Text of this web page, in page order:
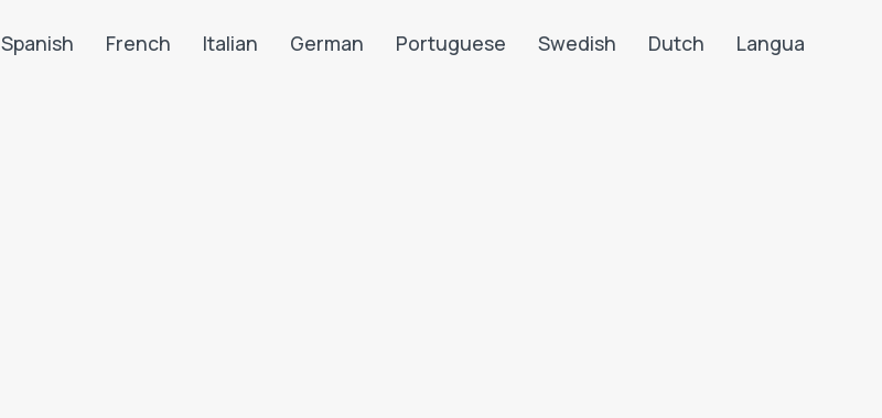
Spanish French Italian German Portuguese Swedish Dutch Langua